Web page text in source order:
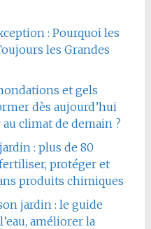
: Pourquoi les
les Grandes
et gels
dès aujourd’hui
climat de demain ?
: plus de 80
protéger et
produits chimiques
jardin : le guide
améliorer la